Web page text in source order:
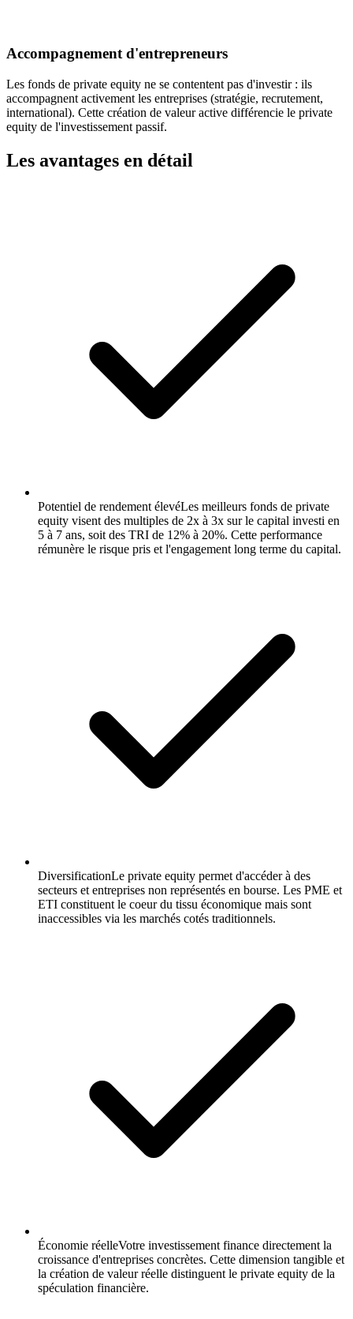
Accompagnement d'entrepreneurs
Les fonds de private equity ne se contentent pas d'investir : ils
accompagnent activement les entreprises (stratégie, recrutement,
international). Cette création de valeur active différencie le private
equity de l'investissement passif.
Les avantages en détail
Potentiel de rendement élevéLes meilleurs fonds de private
equity visent des multiples de 2x à 3x sur le capital investi en
5 à 7 ans, soit des TRI de 12% à 20%. Cette performance
rémunère le risque pris et l'engagement long terme du capital.
DiversificationLe private equity permet d'accéder à des
secteurs et entreprises non représentés en bourse. Les PME et
ETI constituent le coeur du tissu économique mais sont
inaccessibles via les marchés cotés traditionnels.
Économie réelleVotre investissement finance directement la
croissance d'entreprises concrètes. Cette dimension tangible et
la création de valeur réelle distinguent le private equity de la
spéculation financière.